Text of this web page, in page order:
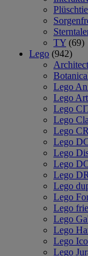
TY (69)
Lego (942)
Lego
Lego
Lego
Lego
Lego
Lego
Lego
Lego
Lego
Lego
Lego
Lego
Lego
Lego
Lego
Lego